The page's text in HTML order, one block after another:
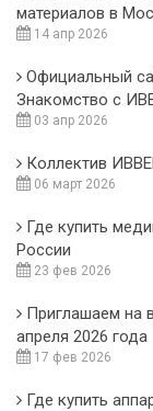
материалов в
14 апр 2026
Официальный
Знакомство с
03 апр 2026
Коллектив
06 март 2026
Где купить
России
23 фев 2026
Приглашаем на
апреля 2026 года
17 фев 2026
Где купить